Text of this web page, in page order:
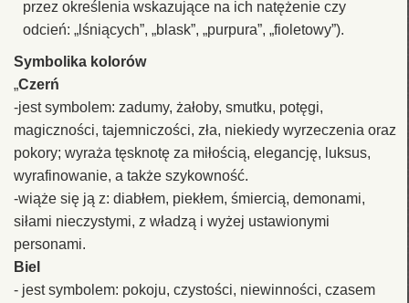
przez określenia wskazujące na ich natężenie czy
odcień: „lśniących”, „blask”, „purpura”, „fioletowy”).
Symbolika kolorów
„Czerń
-jest symbolem: zadumy, żałoby, smutku, potęgi,
magiczności, tajemniczości, zła, niekiedy wyrzeczenia oraz
pokory; wyraża tęsknotę za miłością, elegancję, luksus,
wyrafinowanie, a także szykowność.
-wiąże się ją z: diabłem, piekłem, śmiercią, demonami,
siłami nieczystymi, z władzą i wyżej ustawionymi
personami.
Biel
- jest symbolem: pokoju, czystości, niewinności, czasem